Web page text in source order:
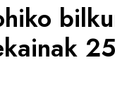
25